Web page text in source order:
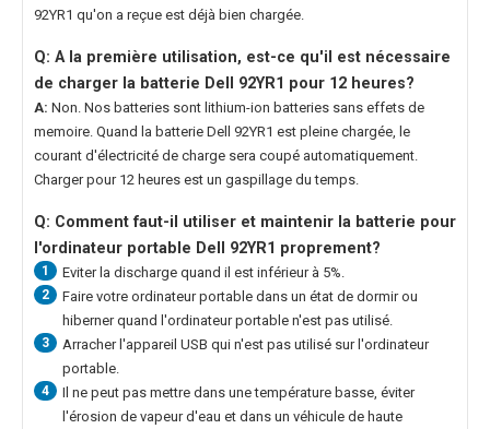
92YR1 qu'on a reçue est déjà bien chargée.
Q: A la première utilisation, est-ce qu'il est nécessaire
de charger la batterie Dell 92YR1 pour 12 heures?
A: Non. Nos batteries sont lithium-ion batteries sans effets de
memoire. Quand la batterie Dell 92YR1 est pleine chargée, le
courant d'électricité de charge sera coupé automatiquement.
Charger pour 12 heures est un gaspillage du temps.
Q: Comment faut-il utiliser et maintenir la batterie pour
l'ordinateur portable Dell 92YR1 proprement?
1 Eviter la discharge quand il est inférieur à 5%.
2
Faire votre ordinateur portable dans un état de dormir ou
hiberner quand l'ordinateur portable n'est pas utilisé.
3
Arracher l'appareil USB qui n'est pas utilisé sur l'ordinateur
portable.
4
Il ne peut pas mettre dans une température basse, éviter
l'érosion de vapeur d'eau et dans un véhicule de haute